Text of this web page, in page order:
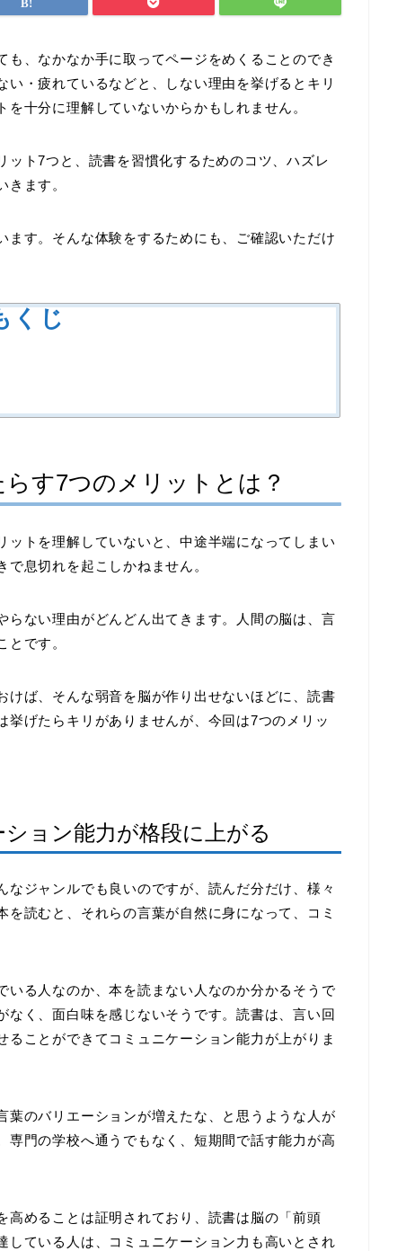
、なかなか手に取ってページをめくることのでき
・疲れているなどと、しない理由を挙げるとキリ
十分に理解していないからかもしれません。
ット7つと、読書を習慣化するためのコツ、ハズレ
ます。
す。そんな体験をするためにも、ご確認いただけ
くじ
らす7つのメリットとは？
ットを理解していないと、中途半端になってしまい
息切れを起こしかねません。
らない理由がどんどん出てきます。人間の脳は、言
とです。
けば、そんな弱音を脳が作り出せないほどに、読書
挙げたらキリがありませんが、今回は7つのメリッ
ョン能力が格段に上がる
ジャンルでも良いのですが、読んだ分だけ、様々
読むと、それらの言葉が自然に身になって、コミ
いる人なのか、本を読まない人なのか分かるそうで
く、面白味を感じないそうです。読書は、言い回
ることができてコミュニケーション能力が上がりま
葉のバリエーションが増えたな、と思うような人が
専門の学校へ通うでもなく、短期間で話す能力が高
高めることは証明されており、読書は脳の「前頭
している人は、コミュニケーション力も高いとされ